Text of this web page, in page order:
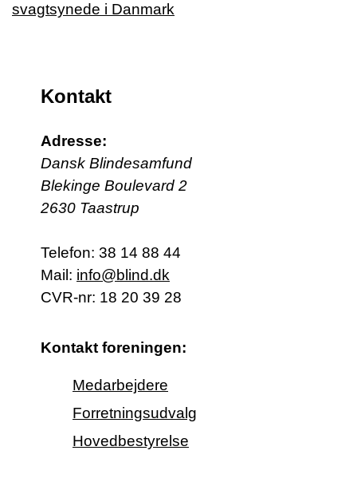
Kontakt
Adresse:
Dansk Blindesamfund
Blekinge Boulevard 2
2630 Taastrup
Telefon: 38 14 88 44
Mail: info@blind.dk
CVR-nr: 18 20 39 28
Kontakt foreningen:
Medarbejdere
Forretningsudvalg
Hovedbestyrelse